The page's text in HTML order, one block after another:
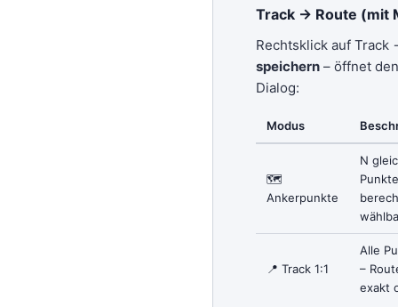
Track → Route (mit
Rechtsklick auf
speichern – öffnet
Dialog:
Modus
🗺
Ankerpunkte
N
📍 Track 1:1
Alle
–
exakt